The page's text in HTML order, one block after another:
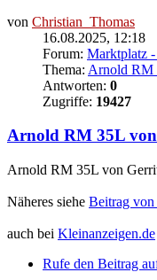
von Christian_Thomas
16.08.2025, 12:18
Forum: Marktplatz
Thema: Arnold RM
Antworten: 0
Zugriffe: 19427
Arnold RM 35L
Arnold RM 35L von
Näheres siehe Beitrag
auch bei Kleinanzeigen.de
Rufe den Beitrag